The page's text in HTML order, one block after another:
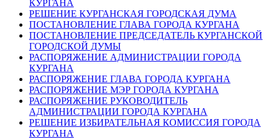
КУРГАНА
РЕШЕНИЕ КУРГАНСКАЯ ГОРОДСКАЯ ДУМА
ПОСТАНОВЛЕНИЕ ГЛАВА ГОРОДА КУРГАНА
ПОСТАНОВЛЕНИЕ ПРЕДСЕДАТЕЛЬ КУРГАНСКОЙ
ГОРОДСКОЙ ДУМЫ
РАСПОРЯЖЕНИЕ АДМИНИСТРАЦИИ ГОРОДА
КУРГАНА
РАСПОРЯЖЕНИЕ ГЛАВА ГОРОДА КУРГАНА
РАСПОРЯЖЕНИЕ МЭР ГОРОДА КУРГАНА
РАСПОРЯЖЕНИЕ РУКОВОДИТЕЛЬ
АДМИНИСТРАЦИИ ГОРОДА КУРГАНА
РЕШЕНИЕ ИЗБИРАТЕЛЬНАЯ КОМИССИЯ ГОРОДА
КУРГАНА